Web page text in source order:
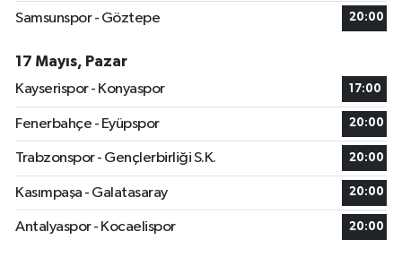
Samsunspor - Göztepe 20:00
17 Mayıs, Pazar
Kayserispor - Konyaspor
17:00
Fenerbahçe - Eyüpspor 20:00
Trabzonspor - Gençlerbirliği S.K. 20:00
Kasımpaşa - Galatasaray 20:00
Antalyaspor - Kocaelispor 20:00